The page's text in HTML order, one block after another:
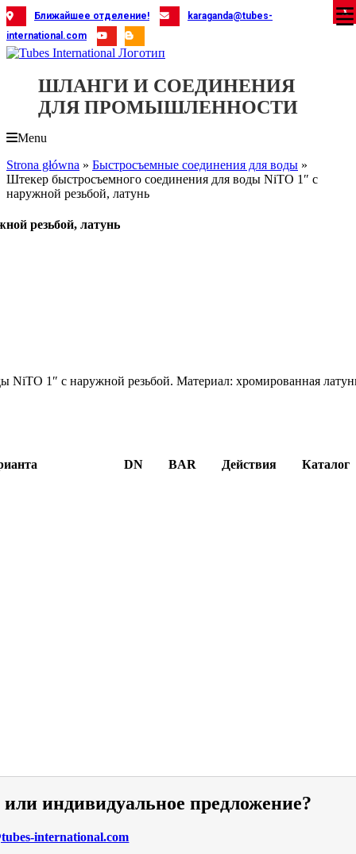
Skip
to
content
Ближайшее отделение!
karaganda@tubes-
international.com
ШЛАНГИ И СОЕДИНЕНИЯ
ДЛЯ ПРОМЫШЛЕННОСТИ
Menu
Strona główna » Быстросъемные соединения для воды »
Штекер быстросъемного соединения для воды NiTO 1″ с
наружной резьбой, латунь
резьбой, латунь
NiTO 1″ с наружной резьбой. Материал: хромированная
DN BAR Действия Каталог
индивидуальное предложение?
international.com
X
X
X
X
X
X
X
X
X
X
X
X
X
X
X
X
X
X
X